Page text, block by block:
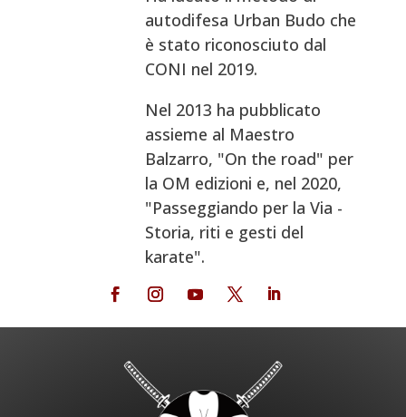
autodifesa Urban Budo che
è stato riconosciuto dal
CONI nel 2019.
Nel 2013 ha pubblicato
assieme al Maestro
Balzarro, "On the road" per
la OM edizioni e, nel 2020,
"Passeggiando per la Via -
Storia, riti e gesti del
karate".